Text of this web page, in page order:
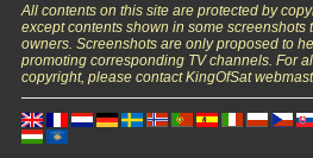
All contents on this site are protected by
except contents shown in some screenshots
owners. Screenshots are only proposed to
promoting corresponding TV channels. For
copyright, please contact KingOfSat